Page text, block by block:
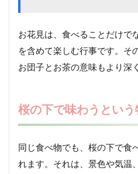
お花見は、食べることだけで
を含めて楽しむ行事です。そ
お団子とお茶の意味もより深
桜の下で味わうとい
同じ食べ物でも、桜の下で食
れます。それは、景色や気温